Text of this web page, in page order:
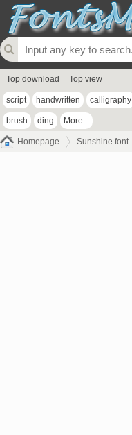
Top download Top view
script handwritten calligraphy
brush ding More...
Homepage Sunshine font